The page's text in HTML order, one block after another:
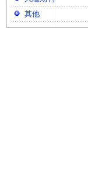
其他